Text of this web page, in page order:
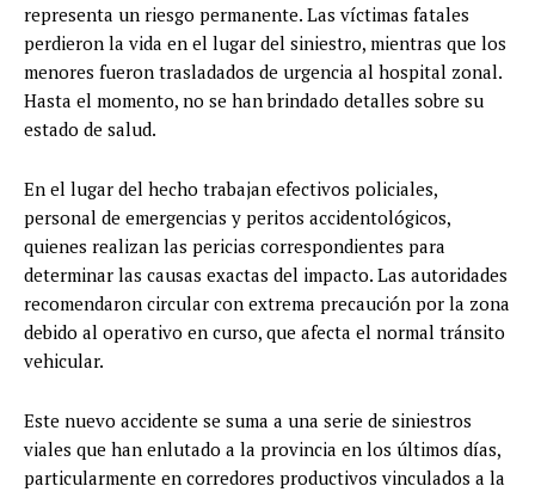
representa un riesgo permanente. Las víctimas fatales
perdieron la vida en el lugar del siniestro, mientras que los
menores fueron trasladados de urgencia al hospital zonal.
Hasta el momento, no se han brindado detalles sobre su
estado de salud.
En el lugar del hecho trabajan efectivos policiales,
personal de emergencias y peritos accidentológicos,
quienes realizan las pericias correspondientes para
determinar las causas exactas del impacto. Las autoridades
recomendaron circular con extrema precaución por la zona
debido al operativo en curso, que afecta el normal tránsito
vehicular.
Este nuevo accidente se suma a una serie de siniestros
viales que han enlutado a la provincia en los últimos días,
particularmente en corredores productivos vinculados a la